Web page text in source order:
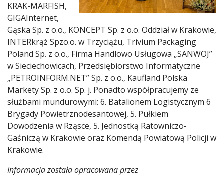
KRAK-MARFISH,
GIGAInternet,
Gąska Sp. z o.o., KONCEPT Sp. z o.o. Oddział w Krakowie,
INTERkrąż Spzo.o. w Trzyciążu, Trivium Packaging
Poland Sp. z o.o., Firma Handlowo Usługowa „SANWOJ”
w Sieciechowicach, Przedsiębiorstwo Informatyczne
„PETROINFORM.NET” Sp. z o.o., Kaufland Polska
Markety Sp. z o.o. Sp. j. Ponadto współpracujemy ze
służbami mundurowymi: 6. Batalionem Logistycznym 6
Brygady Powietrznodesantowej, 5. Pułkiem
Dowodzenia w Rząsce, 5. Jednostką Ratowniczo-
Gaśniczą w Krakowie oraz Komendą Powiatową Policji w
Krakowie.
Informacja została opracowana przez